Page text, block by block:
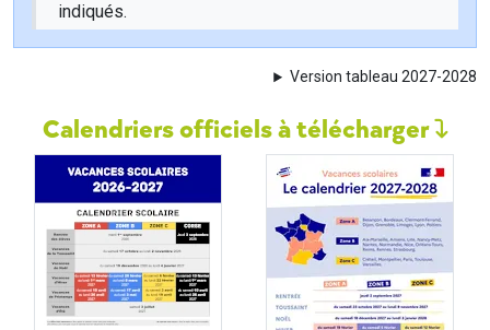
indiqués.
Version tableau 2027-2028
Calendriers officiels à télécharger